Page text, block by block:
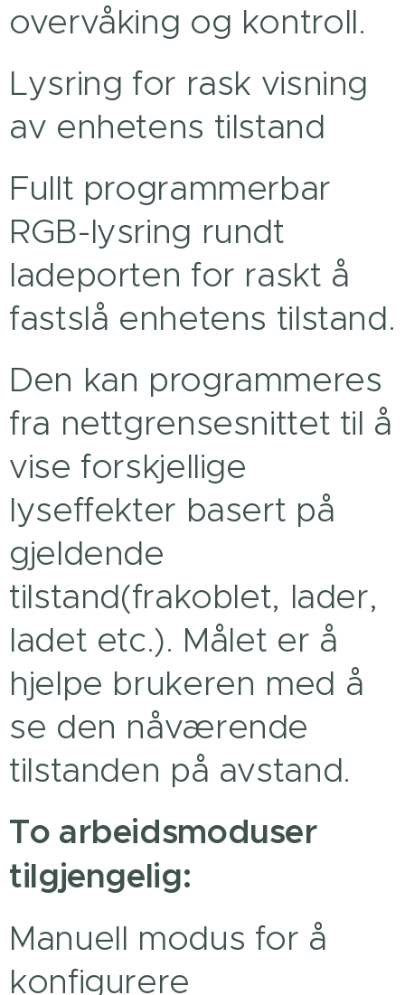
overvåking og kontroll.
Lysring for rask visning
av enhetens tilstand
Fullt programmerbar
RGB-lysring rundt
ladeporten for raskt å
fastslå enhetens tilstand.
Den kan programmeres
fra nettgrensesnittet til å
vise forskjellige
lyseffekter basert på
gjeldende
tilstand(frakoblet, lader,
ladet etc.). Målet er å
hjelpe brukeren med å
se den nåværende
tilstanden på avstand.
To arbeidsmoduser
tilgjengelig:
Manuell modus for å
konfigurere